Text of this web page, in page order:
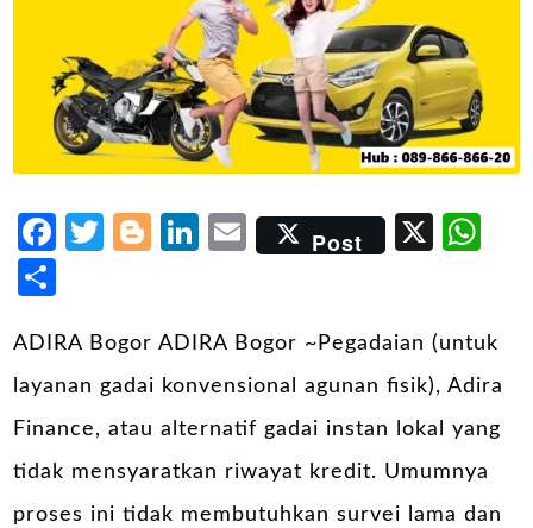
Facebook
Twitter
Blogger
LinkedIn
Email
Post X
ADIRA Bogor ADIRA Bogor ~Pegadaian (untuk
layanan gadai konvensional agunan fisik), Adira
Finance, atau alternatif gadai instan lokal yang
tidak mensyaratkan riwayat kredit. Umumnya
proses ini tidak membutuhkan survei lama dan